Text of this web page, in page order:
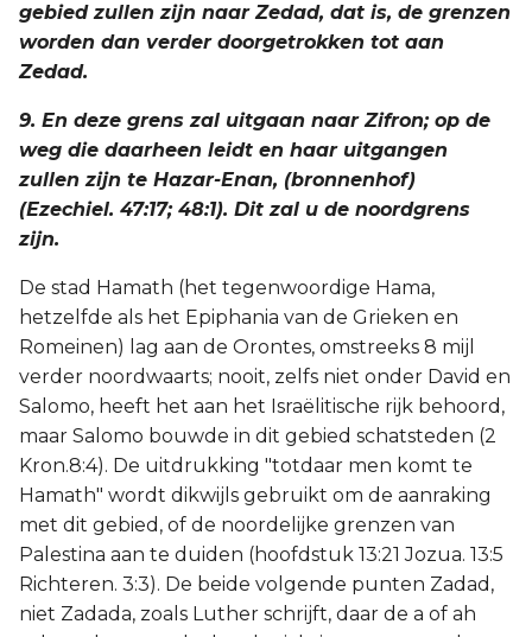
gebied zullen zijn naar Zedad, dat is, de grenzen
worden dan verder doorgetrokken tot aan
Zedad.
9. En deze grens zal uitgaan naar Zifron; op de
weg die daarheen leidt en haar uitgangen
zullen zijn te Hazar-Enan, (bronnenhof)
(Ezechiel. 47:17; 48:1). Dit zal u de noordgrens
zijn.
De stad Hamath (het tegenwoordige Hama,
hetzelfde als het Epiphania van de Grieken en
Romeinen) lag aan de Orontes, omstreeks 8 mijl
verder noordwaarts; nooit, zelfs niet onder David en
Salomo, heeft het aan het Israëlitische rijk behoord,
maar Salomo bouwde in dit gebied schatsteden (2
Kron.8:4). De uitdrukking "totdaar men komt te
Hamath" wordt dikwijls gebruikt om de aanraking
met dit gebied, of de noordelijke grenzen van
Palestina aan te duiden (hoofdstuk 13:21 Jozua. 13:5
Richteren. 3:3). De beide volgende punten Zadad,
niet Zadada, zoals Luther schrijft, daar de a of ah